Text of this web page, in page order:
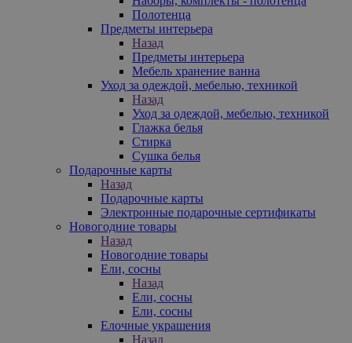
Полотенца
Предметы интерьера
Назад
Предметы интерьера
Мебель хранение ванна
Уход за одеждой, мебелью, техникой
Назад
Уход за одеждой, мебелью, техникой
Глажка белья
Стирка
Сушка белья
Подарочные карты
Назад
Подарочные карты
Электронные подарочные сертификаты
Новогодние товары
Назад
Новогодние товары
Ели, сосны
Назад
Ели, сосны
Ели, сосны
Елочные украшения
Назад